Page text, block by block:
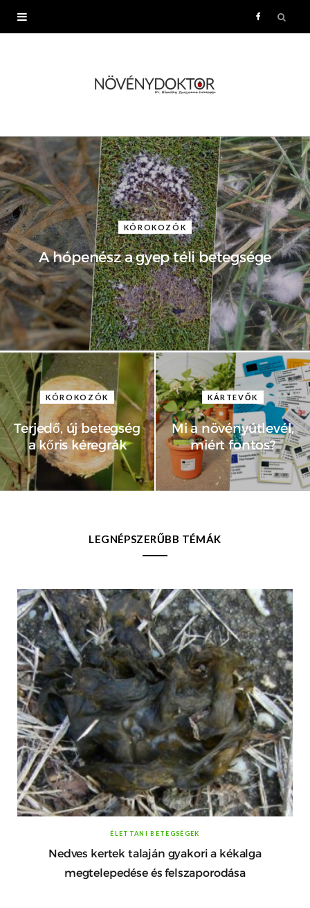
b
o
o
k
KÓROKOZÓK
A hópenész a gyep téli betegsége
KÓROKOZÓK
Terjedő, új betegség
a kőris kéregrák
KÁRTEVŐK
Mi a növényútlevél,
miért fontos?
LEGNÉPSZERŰBB TÉMÁK
ÉLETTANI BETEGSÉGEK
Nedves kertek talaján gyakori a kékalga
megtelepedése és felszaporodása